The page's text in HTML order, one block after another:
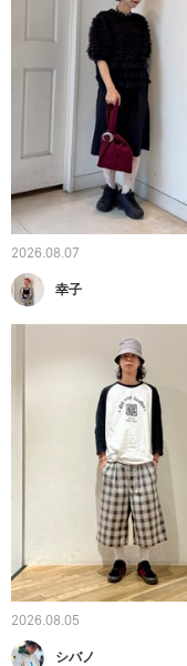
2026.08.07
幸子
2026.08.05
シバノ